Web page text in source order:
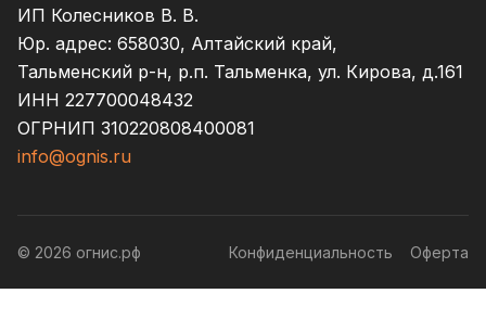
ИП Колесников В. В.
Юр. адрес: 658030, Алтайский край,
Тальменский р-н, р.п. Тальменка, ул. Кирова, д.161
ИНН 227700048432
ОГРНИП 310220808400081
info@ognis.ru
© 2026 огнис.рф Конфиденциальность Оферта